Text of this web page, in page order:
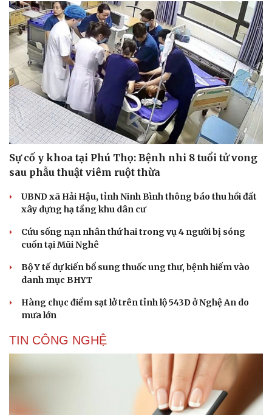
Cải chính
Sự cố y khoa tại Phú Thọ: Bệnh nhi 8 tuổi tử vong
sau phẫu thuật viêm ruột thừa
UBND xã Hải Hậu, tỉnh Ninh Bình thông báo thu hồi đất
xây dựng hạ tầng khu dân cư
Cứu sống nạn nhân thứ hai trong vụ 4 người bị sóng
cuốn tại Mũi Nghê
Bộ Y tế dự kiến bổ sung thuốc ung thư, bệnh hiếm vào
danh mục BHYT
Hàng chục điểm sạt lở trên tỉnh lộ 543D ở Nghệ An do
mưa lớn
TIN CÔNG NGHỆ